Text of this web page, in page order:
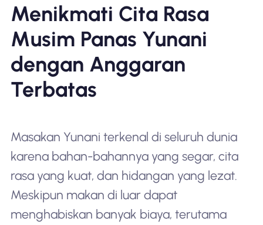
Menikmati Cita Rasa
Musim Panas Yunani
dengan Anggaran
Terbatas
Masakan Yunani terkenal di seluruh dunia
karena bahan-bahannya yang segar, cita
rasa yang kuat, dan hidangan yang lezat.
Meskipun makan di luar dapat
menghabiskan banyak biaya, terutama